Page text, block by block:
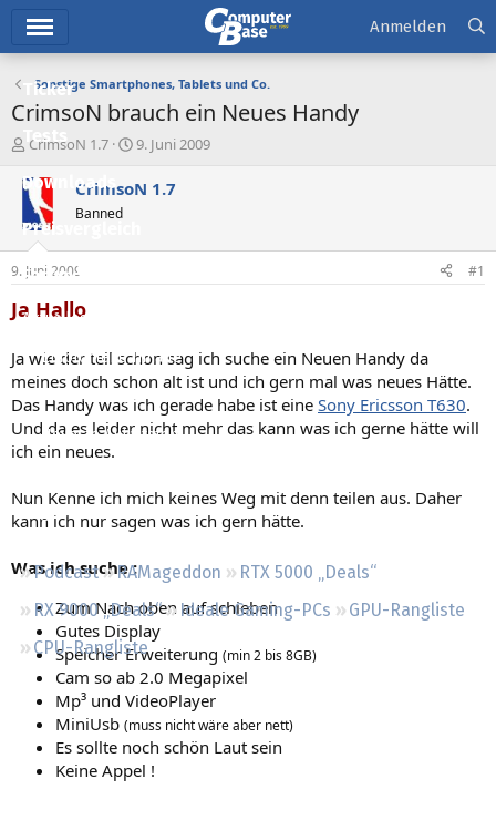
Ticker
Tests
Downloads
Preisvergleich
Forum
Aktuelles
Empfohlene Inhalte
Neue Beiträge
Neueste Aktivitäten
Regeln
Podcast RAMageddon
RTX 5000 „Deals“
RX 9000 „Deals“
Ideale Gaming-PCs
GPU-Rangliste
CPU-Rangliste
Anmelden
Sonstige Smartphones, Tablets und Co.
CrimsoN brauch ein Neues Handy
E
s
t
e
e
CrimsoN 1.7
E
s
t
9. Juni 2009
CrimsoN 1.7
Banned
9. Juni 2009 #1
Ja Hallo
Ja wie der teil schon sag ich suche ein Neuen Handy da
meines doch schon alt ist und ich gern mal was neues Hätte.
Das Handy was ich gerade habe ist eine Sony Ericsson T630.
Und da es leider nicht mehr das kann was ich gerne hätte will
ich ein neues.
Nun Kenne ich mich keines Weg mit denn teilen aus. Daher
kann ich nur sagen was ich gern hätte.
Was ich suche :
Zum Nach oben auf schieben
Gutes Display
Speicher Erweiterung (min 2 bis 8GB)
Cam so ab 2.0 Megapixel
Mp³ und VideoPlayer
MiniUsb (muss nicht wäre aber nett)
Es sollte noch schön Laut sein
Keine Appel !